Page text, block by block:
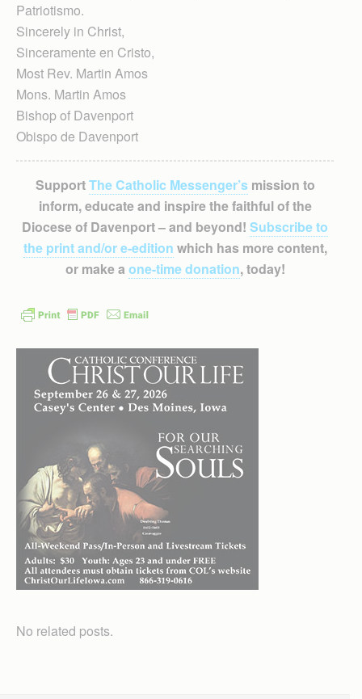
Patriotismo.
Sincerely in Christ,
Sinceramente en Cristo,
Most Rev. Martin Amos
Mons. Martin Amos
Bishop of Davenport
Obispo de Davenport
SupportThe Catholic Messenger’smission to
inform, educate and inspire the faithful of the
Diocese of Davenport – and beyond! Subscribe to
the print and/or e-edition which has more content,
or make a one-time donation, today!
No related posts.